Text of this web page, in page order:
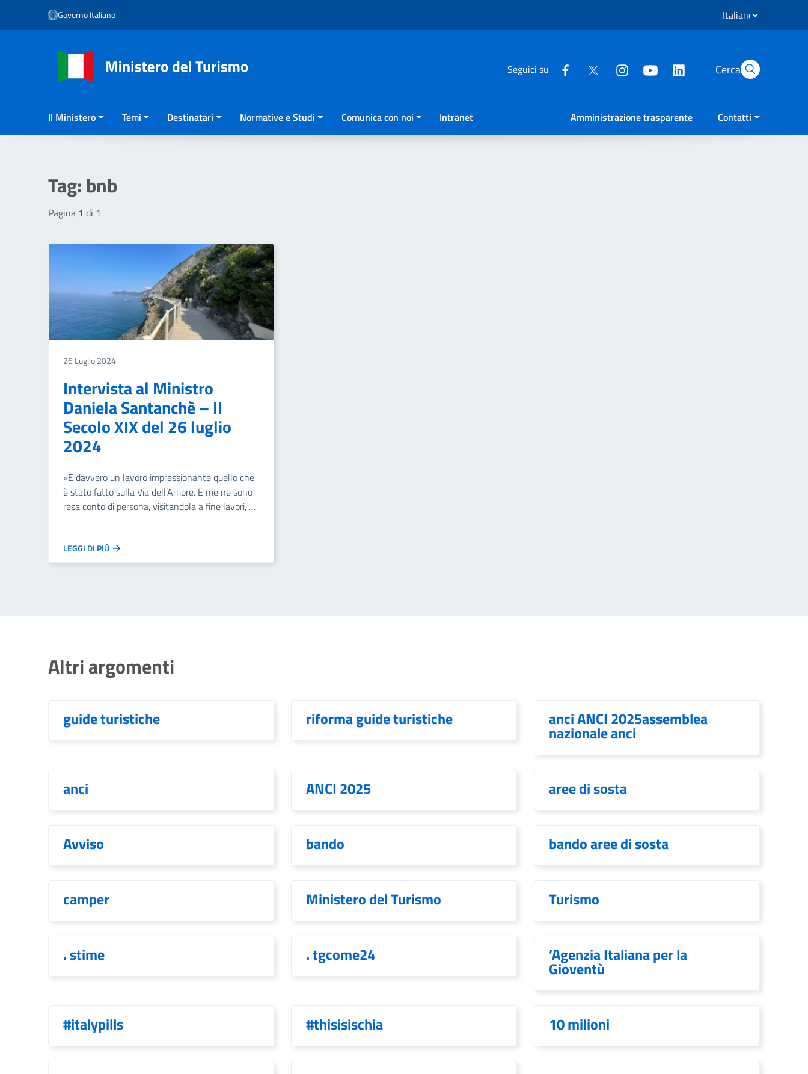
Vai ai contenuti
Vai al menu di navigazione
Governo Italiano Seleziona lingua
Seguici su Cerca
Il Ministero Temi Destinatari Normative e Studi Comunica con noi Intranet Amministrazione trasparente Contatti
Tag: bnb
Pagina 1 di 1
26 Luglio 2024
Intervista al Ministro
Daniela Santanchè – Il
Secolo XIX del 26 luglio
2024
«È davvero un lavoro impressionante quello che
è stato fatto sulla Via dell’Amore. E me ne sono
resa conto di persona, visitandola a fine lavori, …
LEGGI DI PIÙ
Altri argomenti
guide turistiche riforma guide turistiche anci ANCI 2025assemblea
nazionale anci
anci ANCI 2025 aree di sosta
Avviso bando bando aree di sosta
camper Ministero del Turismo Turismo
. stime . tgcome24 ’Agenzia Italiana per la
Gioventù
#italypills #thisisischia 10 milioni